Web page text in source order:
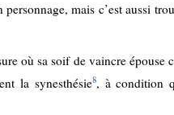
mais c’est aussi
où sa soif de vaincre épouse
la synesthésie8, à condition